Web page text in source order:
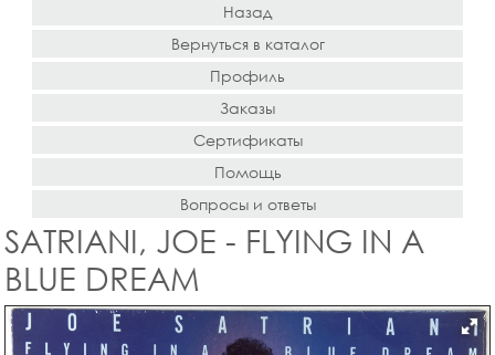
Назад
Вернуться в каталог
Профиль
Заказы
Сертификаты
Помощь
Вопросы и ответы
SATRIANI, JOE - FLYING IN A
BLUE DREAM